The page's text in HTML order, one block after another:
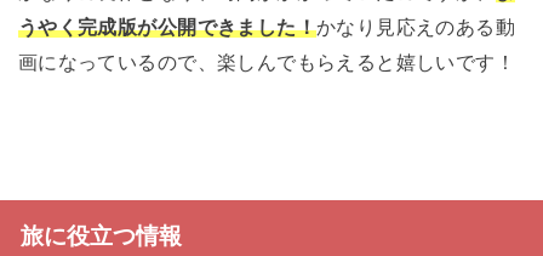
うやく完成版が公開できました！かなり見応えのある動
画になっているので、楽しんでもらえると嬉しいです！
旅に役立つ情報